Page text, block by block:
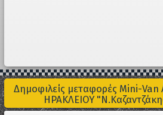
Δημοφιλείς μεταφορές Mini-
ΗΡΑΚΛΕΙΟΥ